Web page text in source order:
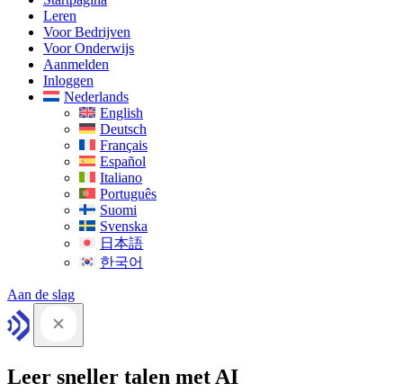
Leren
Voor Bedrijven
Voor Onderwijs
Aanmelden
Inloggen
Nederlands
English
Deutsch
Français
Español
Italiano
Português
Suomi
Svenska
日本語
한국어
Aan de slag
Leer sneller talen met AI